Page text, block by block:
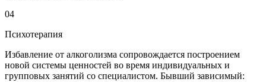
04
Психотерапия
Избавление от алкоголизма сопровождается построением
новой системы ценностей во время индивидуальных и
групповых занятий со специалистом. Бывший зависимый: